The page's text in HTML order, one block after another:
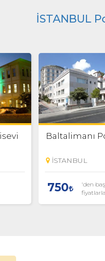
İSTANBUL
Baltalimanı
İSTANBUL
750
'den
fiyatlarla